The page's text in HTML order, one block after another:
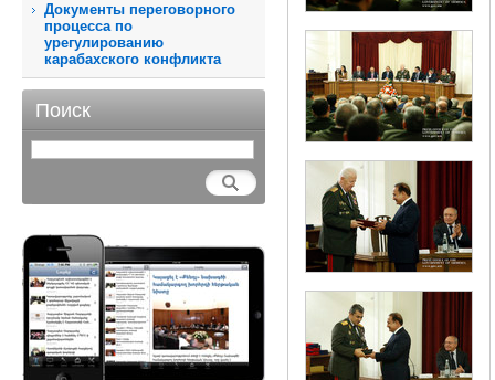
Документы переговорного
процесса по
урегулированию
карабахского конфликта
Поиск